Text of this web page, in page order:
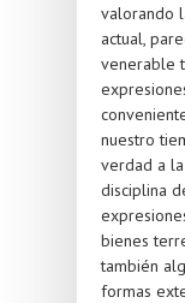
valorando
actual,
venerable
nuestro
verdad a
disciplina
bienes
también
formas